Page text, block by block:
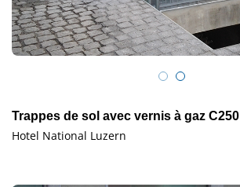
Trappes de sol avec vernis à gaz C250
Hotel National Luzern